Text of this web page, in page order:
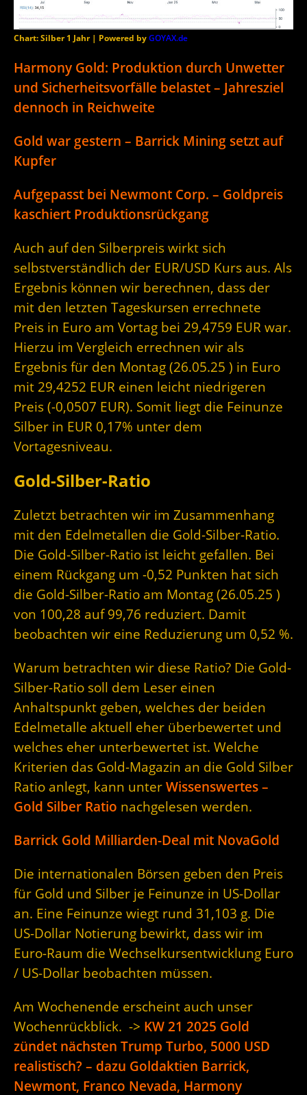
Chart: Silber 1 Jahr | Powered byGOYAX.de
Harmony Gold: Produktion durch Unwetter
und Sicherheitsvorfälle belastet – Jahresziel
dennoch in Reichweite
Gold war gestern – Barrick Mining setzt auf
Kupfer
Aufgepasst bei Newmont Corp. – Goldpreis
kaschiert Produktionsrückgang
Auch auf den Silberpreis wirkt sich
selbstverständlich der EUR/USD Kurs aus. Als
Ergebnis können wir berechnen, dass der
mit den letzten Tageskursen errechnete
Preis in Euro am Vortag bei 29,4759 EUR war.
Hierzu im Vergleich errechnen wir als
Ergebnis für den Montag (26.05.25 ) in Euro
mit 29,4252 EUR einen leicht niedrigeren
Preis (-0,0507 EUR). Somit liegt die Feinunze
Silber in EUR 0,17% unter dem
Vortagesniveau.
Gold-Silber-Ratio
Zuletzt betrachten wir im Zusammenhang
mit den Edelmetallen die Gold-Silber-Ratio.
Die Gold-Silber-Ratio ist leicht gefallen. Bei
einem Rückgang um -0,52 Punkten hat sich
die Gold-Silber-Ratio am Montag (26.05.25 )
von 100,28 auf 99,76 reduziert. Damit
beobachten wir eine Reduzierung um 0,52 %.
Warum betrachten wir diese Ratio? Die Gold-
Silber-Ratio soll dem Leser einen
Anhaltspunkt geben, welches der beiden
Edelmetalle aktuell eher überbewertet und
welches eher unterbewertet ist. Welche
Kriterien das Gold-Magazin an die Gold Silber
Ratio anlegt, kann unter Wissenswertes –
Gold Silber Ratio nachgelesen werden.
Barrick Gold Milliarden-Deal mit NovaGold
Die internationalen Börsen geben den Preis
für Gold und Silber je Feinunze in US-Dollar
an. Eine Feinunze wiegt rund 31,103 g. Die
US-Dollar Notierung bewirkt, dass wir im
Euro-Raum die Wechselkursentwicklung Euro
/ US-Dollar beobachten müssen.
Am Wochenende erscheint auch unser
Wochenrückblick. -> KW 21 2025 Gold
zündet nächsten Trump Turbo, 5000 USD
realistisch? – dazu Goldaktien Barrick,
Newmont, Franco Nevada, Harmony